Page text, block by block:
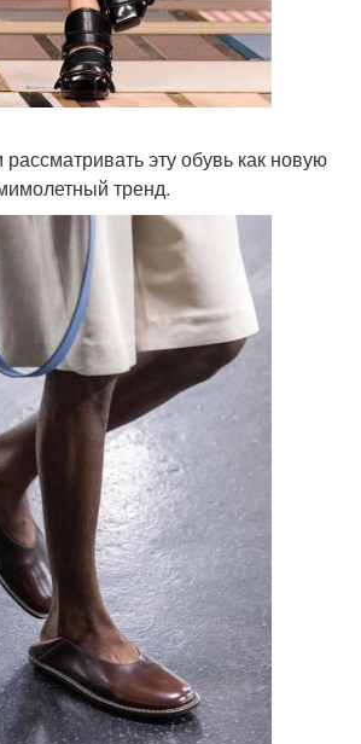
эту обувь как новую
тренд.